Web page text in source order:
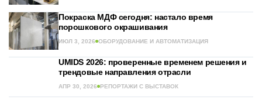
Покраска МДФ сегодня: настало время
порошкового окрашивания
ИЮЛ 3, 2026 ОБОРУДОВАНИЕ И АВТОМАТИЗАЦИЯ
UMIDS 2026: проверенные временем решения и
трендовые направления отрасли
АПР 30, 2026 РЕПОРТАЖИ С ВЫСТАВОК